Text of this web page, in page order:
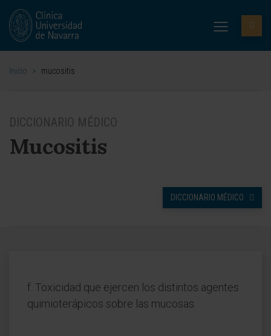
Inicio > mucositis
DICCIONARIO MÉDICO
Mucositis
DICCIONARIO MÉDICO
f. Toxicidad que ejercen los distintos agentes
quimioterápicos sobre las mucosas.